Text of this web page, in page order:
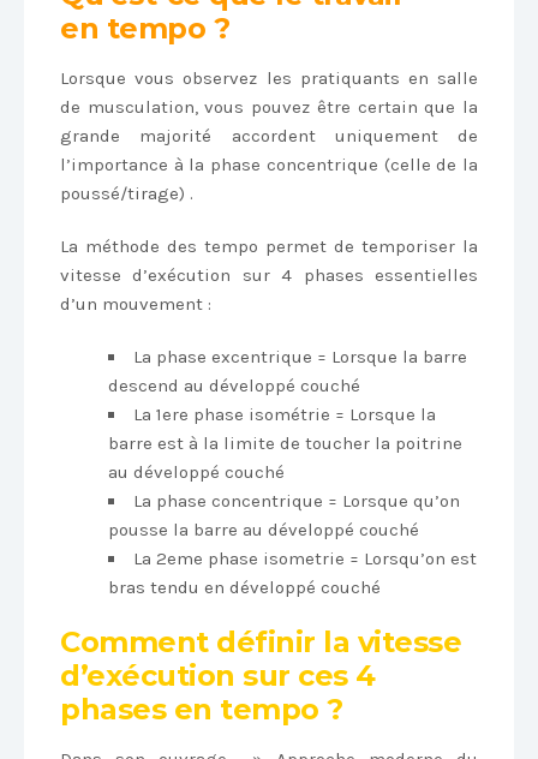
en tempo ?
Lorsque vous observez les pratiquants en salle
de musculation, vous pouvez être certain que la
grande majorité accordent uniquement de
l’importance à la phase concentrique (celle de la
poussé/tirage) .
La méthode des tempo permet de temporiser la
vitesse d’exécution sur 4 phases essentielles
d’un mouvement :
La phase excentrique = Lorsque la barre
descend au développé couché
La 1ere phase isométrie = Lorsque la
barre est à la limite de toucher la poitrine
au développé couché
La phase concentrique = Lorsque qu’on
pousse la barre au développé couché
La 2eme phase isometrie = Lorsqu’on est
bras tendu en développé couché
Comment définir la vitesse
d’exécution sur ces 4
phases en tempo ?